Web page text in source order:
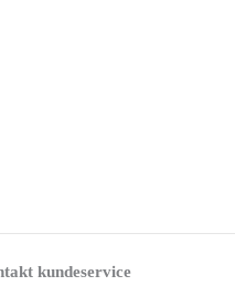
kundeservice